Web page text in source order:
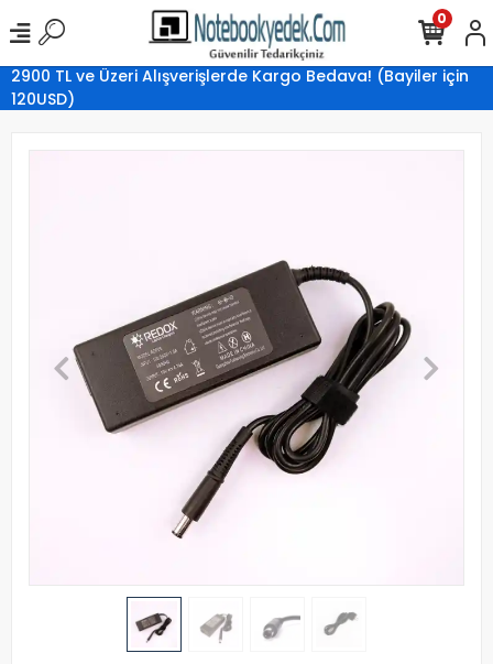
2900 TL ve Üzeri Alışverişlerde Kargo Bedava! (Bayiler için
120USD)
0